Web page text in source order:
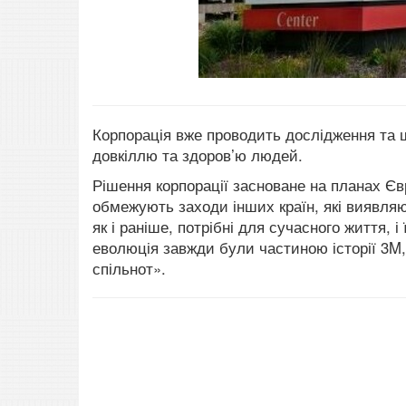
Корпорація вже проводить дослідження та
довкіллю та здоров’ю людей.
Рішення корпорації засноване на планах
обмежують заходи інших країн, які
як і раніше, потрібні для сучасного життя,
еволюція завжди були частиною історії
спільнот».